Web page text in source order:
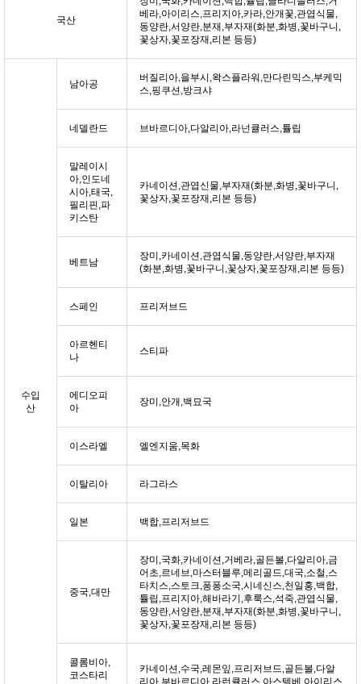
국산
베라,아이리스,프리지아,카라,안개꽃,관엽식물,
동양란,서양란,분재,부자재(화분,화병,꽃바구니,
꽃상자,꽃포장재,리본 등등)
수입
산
남아공
버질리아,을부시,왁스플라워,만다린믹스,부케믹
스,핑쿠션,방크샤
네델란드 브바르디아,다알리아,라넌큘러스,튤립
말레이시
아,인도네
시아,태국,
필리핀,파
키스탄
카네이션,관엽신물,부자재(화분,화병,꽃바구니,
꽃상자,꽃포장재,리본 등등)
베트남
장미,카네이션,관엽식물,동양란,서양란,부자재
(화분,화병,꽃바구니,꽃상자,꽃포장재,리본 등등)
스페인 프리저브드
아르헨티
나
스티파
에디오피
아
장미,안개,백묘국
이스라엘 엘엔지움,목화
이탈리아 라그라스
일본 백합,프리저브드
중국,대만
장미,국화,카네이션,거베라,골든볼,다알리아,금
어초,르네브,마스터블루,메리골드,대국,소철,스
타치스,스토크,퐁퐁소국,시네신스,천일홍,백합,
튤립,프리지아,해바라기,후룩스,석죽,관엽식물,
동양란,서양란,분재,부자재(화분,화병,꽃바구니,
꽃상자,꽃포장재,리본 등등)
콜롬비아,
코스타리
카네이션,수국,레몬잎,프리저브드,골든볼,다알
리아,부바르디아,라런큘러스,아스텔베,아이리스